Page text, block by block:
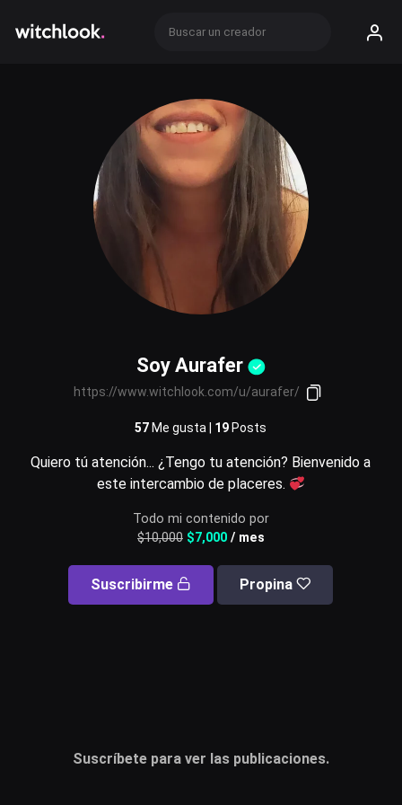
Soy Aurafer
https://www.witchlook.com/u/aurafer/
57 Me gusta | 19 Posts
Quiero tú atención... ¿Tengo tu atención? Bienvenido a
este intercambio de placeres.
Todo mi contenido por
$10,000 $7,000 / mes
Suscribirme Propina
Suscríbete para ver las publicaciones.